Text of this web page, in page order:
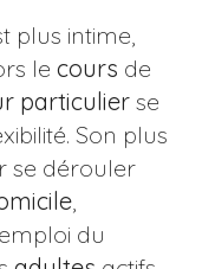
plus intime,
le cours de
particulierse
Son plus
se dérouler
,
du